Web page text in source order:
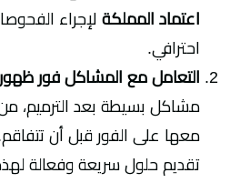
اعتماد المملكة لإجراء
احترافي.
التعامل مع المشاكل فور
مشاكل بسيطة بعد الترميم،
معها على الفور قبل أن
تقديم حلول سريعة وفعالة